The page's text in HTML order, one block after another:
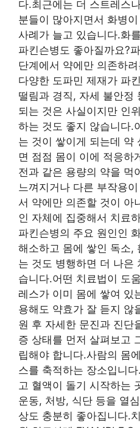
다.최근에는 더 스트레스
분들이 많아지면서 화병
사례가 늘고 있습니다.화
파킨슨병도 좋아질까요?
단계에서 약에만 의존하
다양한 도파민 제재가 파
떨림과 경직, 자세 불안정
되는 것은 사실이지만 인
하는 것도 좋지 않습니다.
는 것이 쌓이게 되는데 약
면 점점 몸이 이에 적응하
전과 같은 용량의 약을 먹
느껴지거나 다른 부작용
서 약에만 의존할 것이 아
인 자체에 집중해서 치료
파킨슨병의 주요 원인인
해소하고 몸에 쌓인 독소,
는 것도 병행하면 더 나은
습니다.어떤 치료법이 도
레스가 이미 몸에 쌓여 있
용해도 약효가 잘 듣지 않
원 후 자세한 문진과 진단
증 상태를 먼저 살펴보고
립해야 합니다.사람의 몸
스를 축적하는 장소입니
고 혈액이 돌기 시작하는
운동, 처방, 식단 등을 열
상도 충분히 좋아집니다.